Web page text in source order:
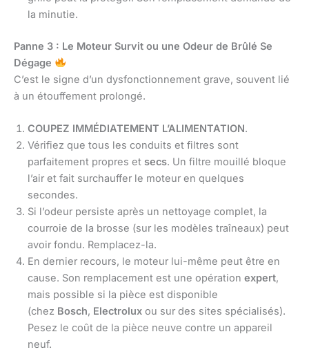
la minutie.
Panne 3 : Le Moteur Survit ou une Odeur de Brûlé Se
Dégage
C’est le signe d’un dysfonctionnement grave, souvent lié
à un étouffement prolongé.
COUPEZ IMMÉDIATEMENT L’ALIMENTATION.
Vérifiez que tous les conduits et filtres sont
parfaitement propres et secs. Un filtre mouillé bloque
l’air et fait surchauffer le moteur en quelques
secondes.
Si l’odeur persiste après un nettoyage complet, la
courroie de la brosse (sur les modèles traîneaux) peut
avoir fondu. Remplacez-la.
En dernier recours, le moteur lui-même peut être en
cause. Son remplacement est une opération expert,
mais possible si la pièce est disponible
(chez Bosch, Electrolux ou sur des sites spécialisés).
Pesez le coût de la pièce neuve contre un appareil
neuf.